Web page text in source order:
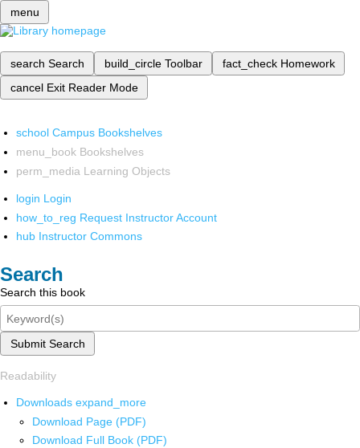
menu
search Search build_circle Toolbar fact_check Homework
cancel Exit Reader Mode
school Campus Bookshelves
menu_book Bookshelves
perm_media Learning Objects
login Login
how_to_reg Request Instructor Account
hub Instructor Commons
Search
Search this book
Submit Search
Readability
Downloads expand_more
Download Page (PDF)
Download Full Book (PDF)